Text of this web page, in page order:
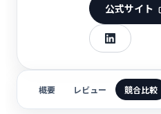
公式サイト
概要 レビュー 競合比較